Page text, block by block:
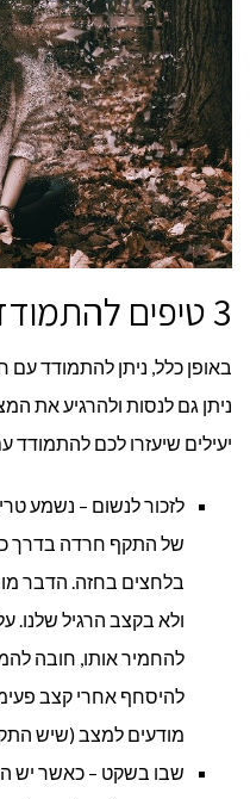
3 טיפים להתמודדות עם חרדות
באופן כלל, ניתן להתמודד
יעילים שיעזרו לכם להתמודד
לזכור לנשום – נשמע
של התקף חרדה בדרך
בלחצים בחזה. הדבר
ולא בקצב הרגיל שלנו.
להחמיר אותו, חובה
להיסחף אחרי קצב
מודעים למצב (שיש
שבו בשקט – כאשר יש